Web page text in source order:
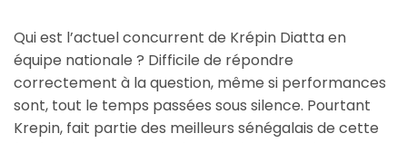
Qui est l’actuel concurrent de Krépin Diatta en
équipe nationale ? Difficile de répondre
correctement à la question, même si performances
sont, tout le temps passées sous silence. Pourtant
Krepin, fait partie des meilleurs sénégalais de cette